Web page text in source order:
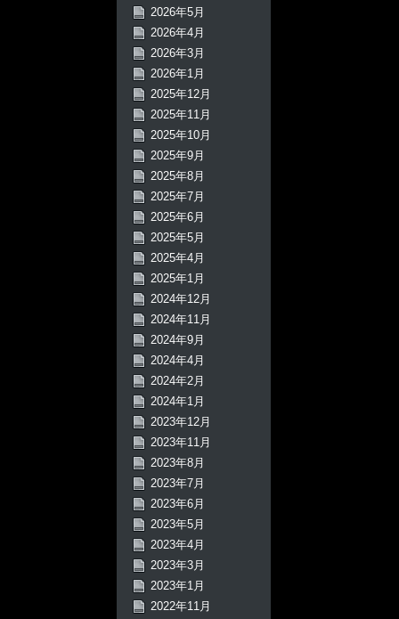
2026年5月
2026年4月
2026年3月
2026年1月
2025年12月
2025年11月
2025年10月
2025年9月
2025年8月
2025年7月
2025年6月
2025年5月
2025年4月
2025年1月
2024年12月
2024年11月
2024年9月
2024年4月
2024年2月
2024年1月
2023年12月
2023年11月
2023年8月
2023年7月
2023年6月
2023年5月
2023年4月
2023年3月
2023年1月
2022年11月